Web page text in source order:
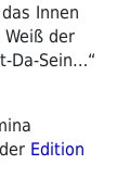
Innen
der
Da-Sein…“
Edition